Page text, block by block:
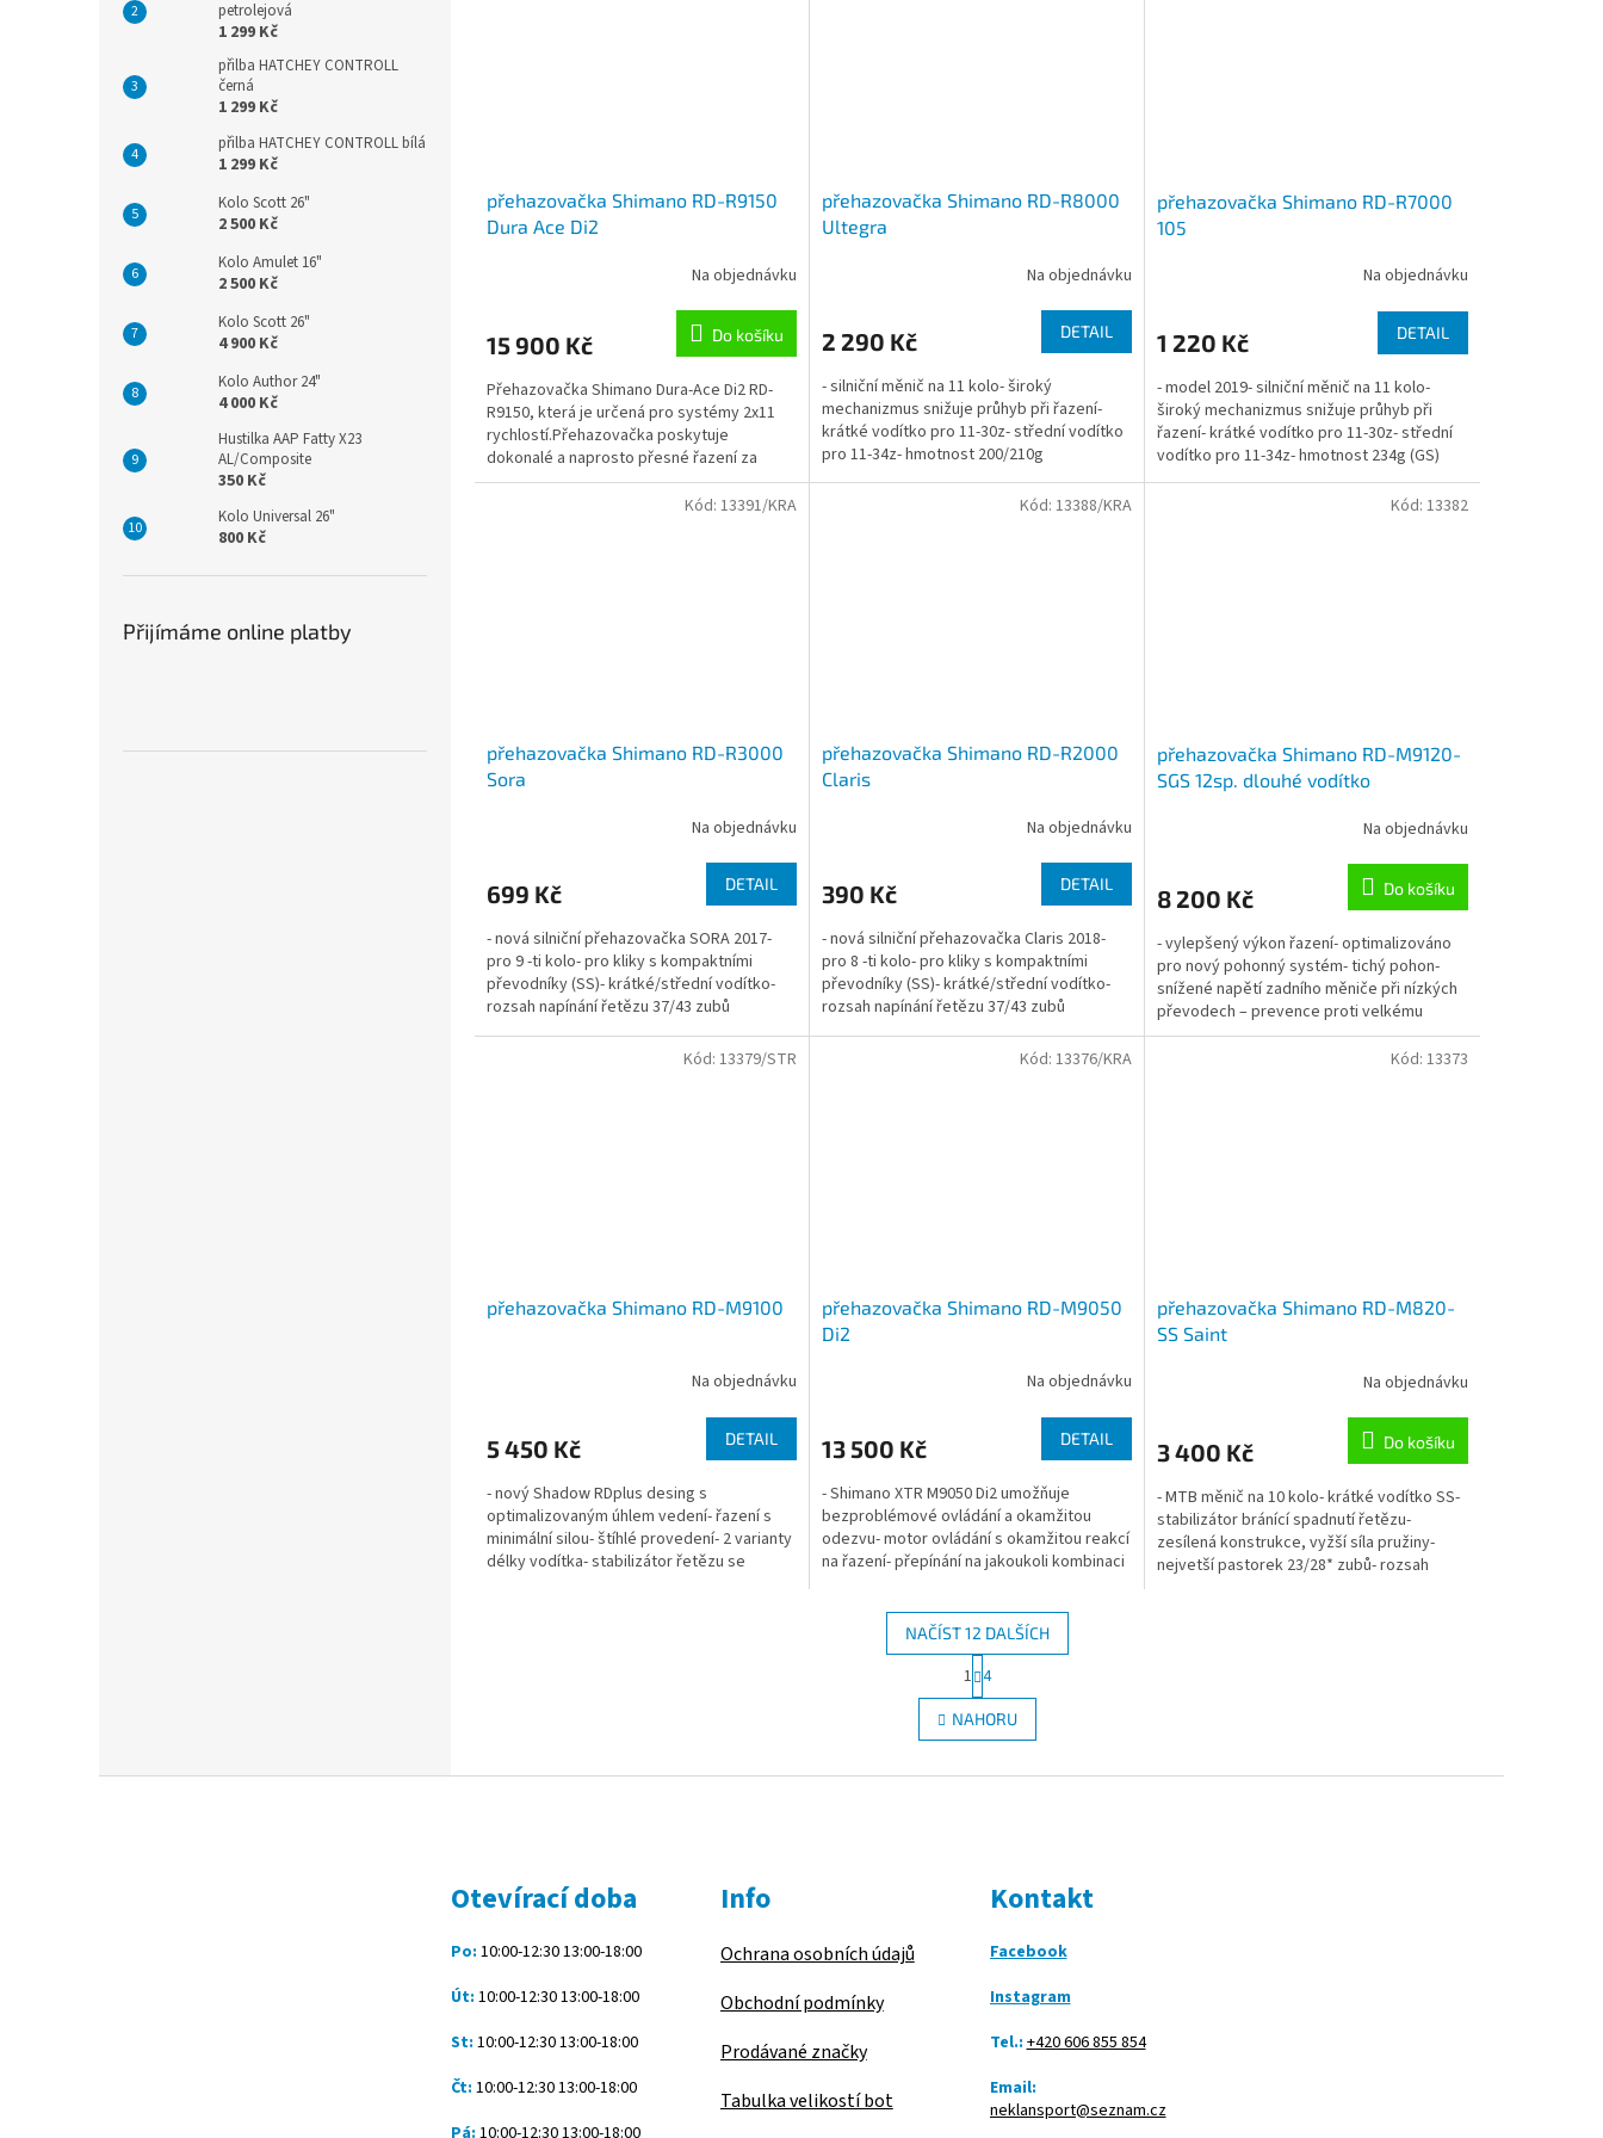
petrolejová
1 299 Kč
přilba HATCHEY CONTROLL
černá
1 299 Kč
přilba HATCHEY CONTROLL bílá
1 299 Kč
Kolo Scott 26"
2 500 Kč
Kolo Amulet 16"
2 500 Kč
Kolo Scott 26"
4 900 Kč
Kolo Author 24"
4 000 Kč
Hustilka AAP Fatty X23
AL/Composite
350 Kč
Kolo Universal 26"
800 Kč
Přijímáme online platby
přehazovačka Shimano RD-R9150
Dura Ace Di2
Na objednávku
15 900 Kč Do košíku
Přehazovačka Shimano Dura-Ace Di2 RD-
R9150, která je určená pro systémy 2x11
rychlostí.Přehazovačka poskytuje
dokonalé a naprosto přesné řazení za
všech podmínek. Přehazovačka...
přehazovačka Shimano RD-R8000
Ultegra
Na objednávku
2 290 Kč DETAIL
- silniční měnič na 11 kolo- široký
mechanizmus snižuje průhyb při řazení-
krátké vodítko pro 11-30z- střední vodítko
pro 11-34z- hmotnost 200/210g
přehazovačka Shimano RD-R7000
105
Na objednávku
1 220 Kč DETAIL
- model 2019- silniční měnič na 11 kolo-
široký mechanizmus snižuje průhyb při
řazení- krátké vodítko pro 11-30z- střední
vodítko pro 11-34z- hmotnost 234g (GS)
přehazovačka Shimano RD-R3000
Sora
Na objednávku
699 Kč DETAIL
- nová silniční přehazovačka SORA 2017-
pro 9 -ti kolo- pro kliky s kompaktními
převodníky (SS)- krátké/střední vodítko-
rozsah napínání řetězu 37/43 zubů
Kód: 13391/KRA
přehazovačka Shimano RD-R2000
Claris
Na objednávku
390 Kč DETAIL
- nová silniční přehazovačka Claris 2018-
pro 8 -ti kolo- pro kliky s kompaktními
převodníky (SS)- krátké/střední vodítko-
rozsah napínání řetězu 37/43 zubů
Kód: 13388/KRA
přehazovačka Shimano RD-M9120-
SGS 12sp. dlouhé vodítko
Na objednávku
8 200 Kč Do košíku
- vylepšený výkon řazení- optimalizováno
pro nový pohonný systém- tichý pohon-
snížené napětí zadního měniče při nízkých
převodech – prevence proti velkému
napnutí řetězu- byl...
Kód: 13382
přehazovačka Shimano RD-M9100
Na objednávku
5 450 Kč DETAIL
- nový Shadow RDplus desing s
optimalizovaným úhlem vedení- řazení s
minimální silou- štíhlé provedení- 2 varianty
délky vodítka- stabilizátor řetězu se
Kód: 13379/STR
přehazovačka Shimano RD-M9050
Di2
Na objednávku
13 500 Kč DETAIL
- Shimano XTR M9050 Di2 umožňuje
bezproblémové ovládání a okamžitou
odezvu- motor ovládání s okamžitou reakcí
na řazení- přepínání na jakoukoli kombinaci
Kód: 13376/KRA
přehazovačka Shimano RD-M820-
SS Saint
Na objednávku
3 400 Kč Do košíku
- MTB měnič na 10 kolo- krátké vodítko SS-
stabilizátor bránící spadnutí řetězu-
zesílená konstrukce, vyžší síla pružiny-
nejvetší pastorek 23/28* zubů- rozsah
Kód: 13373
O
v
l
d
NAČÍST 12 DALŠÍCH
t
r
á
n
1 4
NAHORU
Otevírací doba
Po: 10:00-12:30 13:00-18:00
Út: 10:00-12:30 13:00-18:00
St: 10:00-12:30 13:00-18:00
Čt: 10:00-12:30 13:00-18:00
Info
Ochrana osobních údajů
Obchodní podmínky
Prodávané značky
Tabulka velikostí bot
Kontakt
Facebook
Instagram
Tel.:+420 606 855 854
Email:
neklansport@seznam.cz